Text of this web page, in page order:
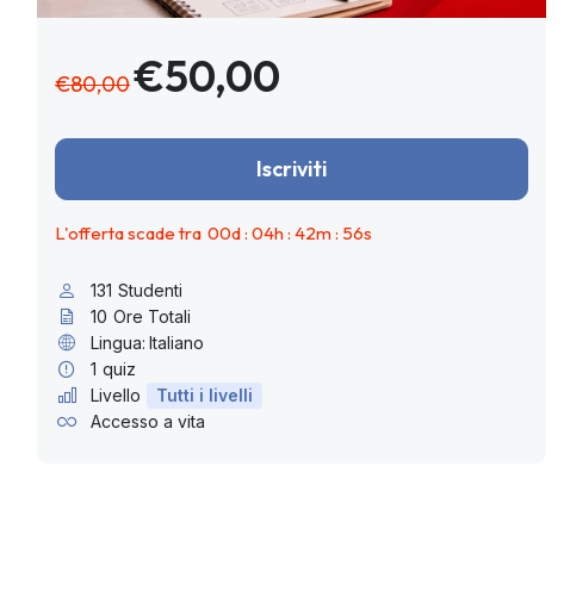
€80,00€50,00
Iscriviti
L'offerta scade tra 00d : 04h : 42m : 56s
131 Studenti
10 Ore Totali
Lingua: Italiano
1 quiz
Livello
Tutti i livelli
Accesso a vita